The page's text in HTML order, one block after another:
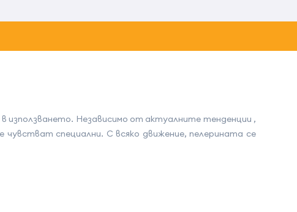
използването. Независимо от актуалните тенденции ,
чувстват специални. С всяко движение, пелерината се